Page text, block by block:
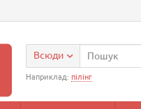
Всюди
Наприклад: пілінг